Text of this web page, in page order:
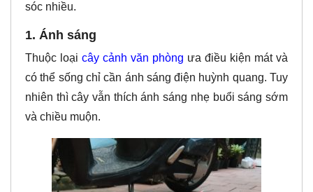
sóc nhiều.
1. Ánh sáng
Thuộc loại cây cảnh văn phòng ưa điều kiện mát và
có thể sống chỉ cần ánh sáng điện huỳnh quang. Tuy
nhiên thì cây vẫn thích ánh sáng nhẹ buổi sáng sớm
và chiều muộn.